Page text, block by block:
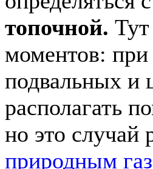
топочной.
моментов:
подвальных и
располагать
но это случай
природным